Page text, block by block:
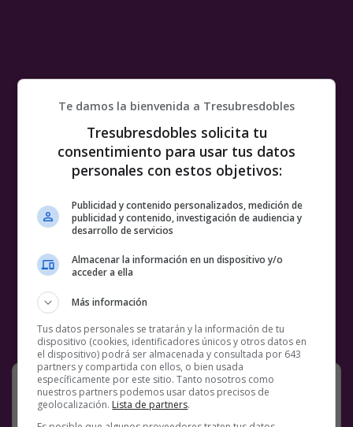
Misiles biodegradables xd
Grata zumbada pide aviones de “combate
Te damos la bienvenida a Tresubresdobles
Tresubresdobles solicita tu
consentimiento para usar tus datos
personales con estos objetivos:
Publicidad y contenido personalizados, medición de
publicidad y contenido, investigación de audiencia y
desarrollo de servicios
Almacenar la información en un dispositivo y/o
acceder a ella
Más información
Tus datos personales se tratarán y la información de tu
dispositivo (cookies, identificadores únicos y otros datos en
el dispositivo) podrá ser almacenada y consultada por 643
partners y compartida con ellos, o bien usada
específicamente por este sitio. Tanto nosotros como
nuestros partners podemos usar datos precisos de
geolocalización. Lista de partners.